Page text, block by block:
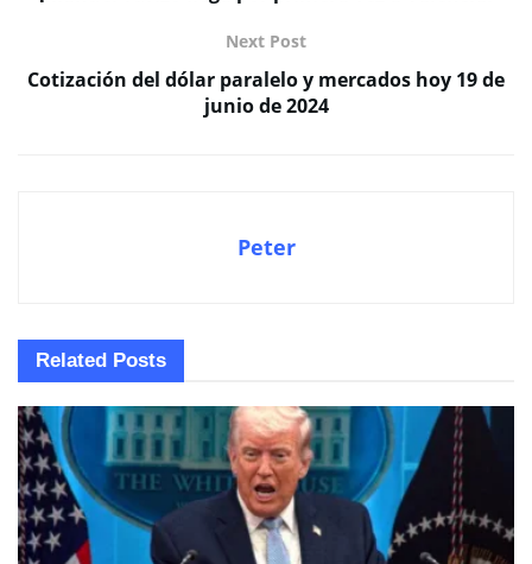
Next Post
Cotización del dólar paralelo y mercados hoy 19 de
junio de 2024
Peter
Related Posts